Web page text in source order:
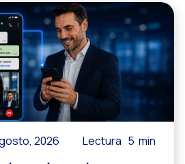
2026 Lectura 5 min